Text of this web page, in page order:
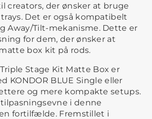
creators, der ønsker at bruge
Det er også kompatibelt
Away/Tilt-mekanisme. Dette er
for dem, der ønsker at
box kit på rods.
Triple Stage Kit Matte Box er
KONDOR BLUE Single eller
og mere kompakte setups.
i denne
fortilfælde. Fremstillet i